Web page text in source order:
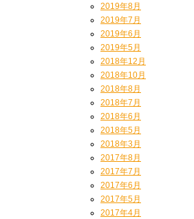
2019年8月
2019年7月
2019年6月
2019年5月
2018年12月
2018年10月
2018年8月
2018年7月
2018年6月
2018年5月
2018年3月
2017年8月
2017年7月
2017年6月
2017年5月
2017年4月